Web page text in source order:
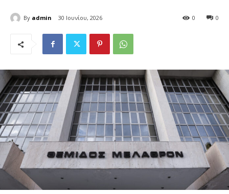
By admin 30 Ιουνίου, 2026 0
0